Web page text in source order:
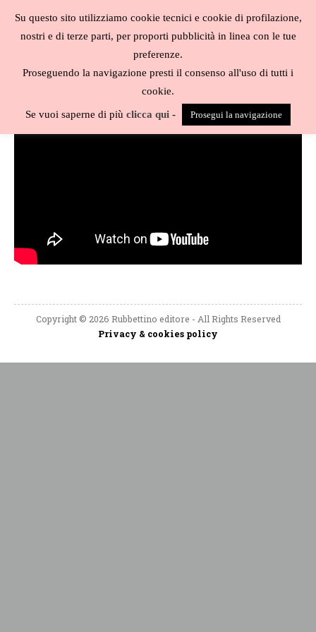
contenuto
Video
Copyright © 2026 Rubbettino editore - All Rights Reserved
Privacy & cookies policy
Su questo sito utilizziamo cookie tecnici e cookie di profilazione,
nostri e di terze parti, per proporti pubblicità in linea con le tue
preferenze.
Proseguendo la navigazione presti il consenso all'uso di tutti i
cookie.
Se vuoi saperne di più clicca qui - Prosegui la navigazione